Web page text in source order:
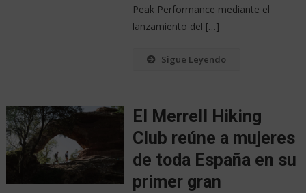
Peak Performance mediante el
lanzamiento del […]
Sigue Leyendo
El Merrell Hiking
Club reúne a mujeres
de toda España en su
primer gran